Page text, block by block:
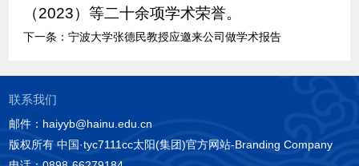
（2023）等二十余项学术荣誉。
下一条： 宁波大学张德民教授应邀来公司做学术报告
联系我们
邮件：haiyyb@hainu.edu.cn
版权所有 中国·tyc7111cc太阳(集团)官方网站-Branding Company